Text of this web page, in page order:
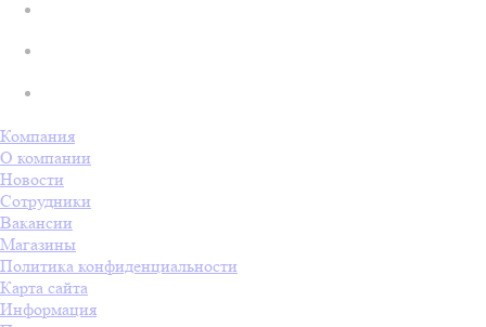
Компания
О компании
Новости
Сотрудники
Вакансии
Магазины
Политика конфиденциальности
Карта сайта
Информация